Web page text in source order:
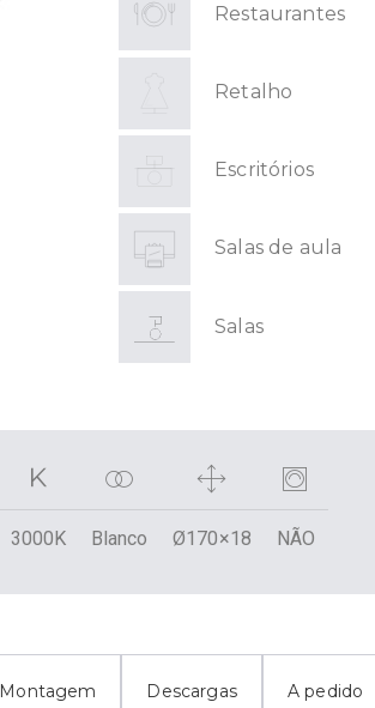
Restaurantes
Retalho
Escritórios
Salas de aula
Salas
3000K Blanco Ø170×18 NÃO
Montagem Descargas A pedido